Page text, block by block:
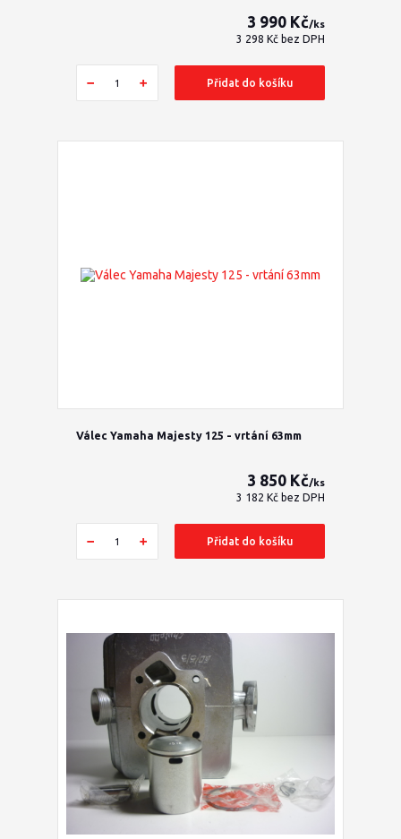
3 990 Kč/ks
3 298 Kč bez DPH
Přidat do košíku
Válec Yamaha Majesty 125 - vrtání 63mm
3 850 Kč/ks
3 182 Kč bez DPH
Přidat do košíku